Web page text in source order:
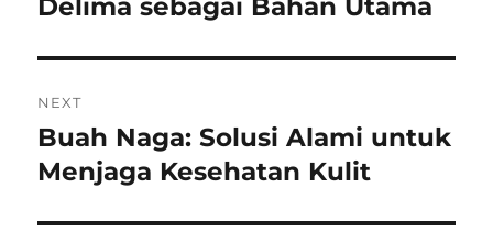
Delima sebagai Bahan Utama
NEXT
Next
post:
Buah Naga: Solusi Alami untuk
Menjaga Kesehatan Kulit